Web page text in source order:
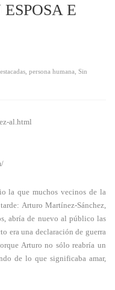
E
persona humana Sin
al.html
la que muchos vecinos de la
Arturo Martínez-Sánchez,
abría de nuevo al público las
era una declaración de guerra
Arturo no sólo reabría un
de lo que significaba amar,